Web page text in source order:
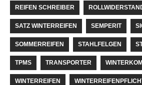
REIFEN SCHREIBER
SATZ WINTERREIFEN SEMPERIT
SOMMERREIFEN STAHLFELGEN
TPMS TRANSPORTER
WINTERREIFEN